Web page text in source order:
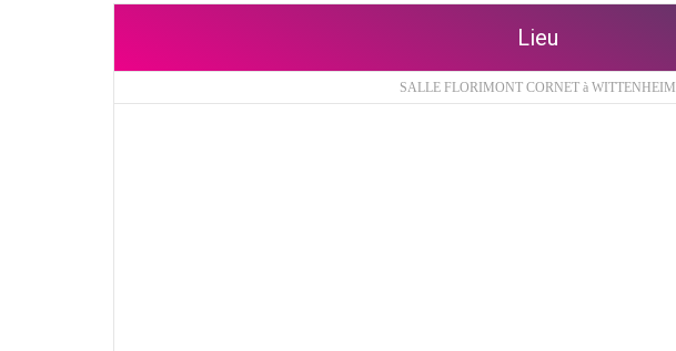
Lieu
SALLE FLORIMONT CORNET à WITTENHEIM